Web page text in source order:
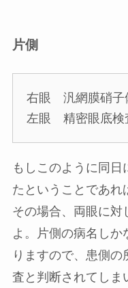
片側
右眼 汎網膜硝子
左眼 精密眼底検
もしこのように同日
たということであれ
その場合、両眼に対
よ。片側の病名しか
りますので、患側
査と判断されてしま